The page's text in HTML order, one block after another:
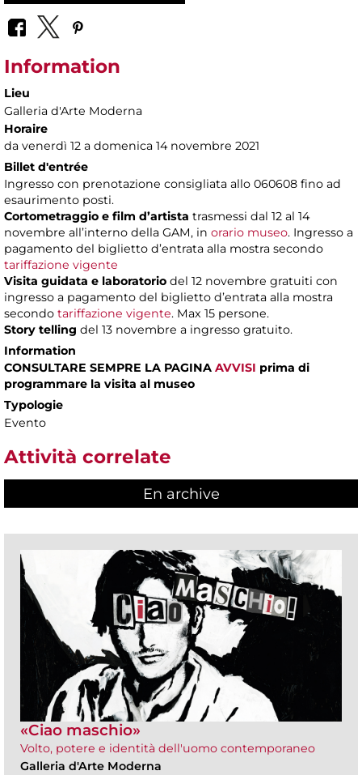
Information
Lieu
Galleria d'Arte Moderna
Horaire
da venerdì 12 a domenica 14 novembre 2021
Billet d'entrée
Ingresso con prenotazione consigliata allo 060608 fino ad
esaurimento posti.
Cortometraggio e film d’artista trasmessi dal 12 al 14
novembre all’interno della GAM, in orario museo. Ingresso a
pagamento del biglietto d’entrata alla mostra secondo
tariffazione vigente
Visita guidata e laboratorio del 12 novembre gratuiti con
ingresso a pagamento del biglietto d’entrata alla mostra
secondo tariffazione vigente. Max 15 persone.
Story telling del 13 novembre a ingresso gratuito.
Information
CONSULTARE SEMPRE LA PAGINA AVVISI prima di
programmare la visita al museo
Typologie
Evento
Attività correlate
En archive
«Ciao maschio»
Volto, potere e identità dell'uomo contemporaneo
Galleria d'Arte Moderna